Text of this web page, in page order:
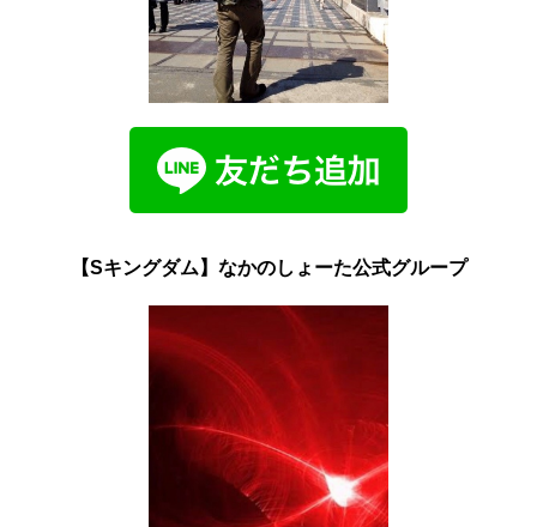
【Sキングダム】なかのしょーた公式グループ